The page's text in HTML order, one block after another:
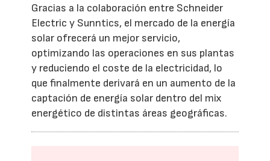
Gracias a la colaboración entre Schneider
Electric y Sunntics, el mercado de la energía
solar ofrecerá un mejor servicio,
optimizando las operaciones en sus plantas
y reduciendo el coste de la electricidad, lo
que finalmente derivará en un aumento de la
captación de energía solar dentro del mix
energético de distintas áreas geográficas.